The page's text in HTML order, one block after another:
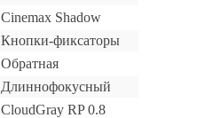
Cinemax Shadow
Кнопки-фиксаторы
Обратная
Длиннофокусный
CloudGray RP 0.8